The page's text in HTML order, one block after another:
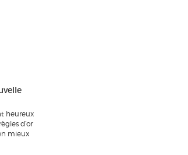
heureux
d’or
mieux